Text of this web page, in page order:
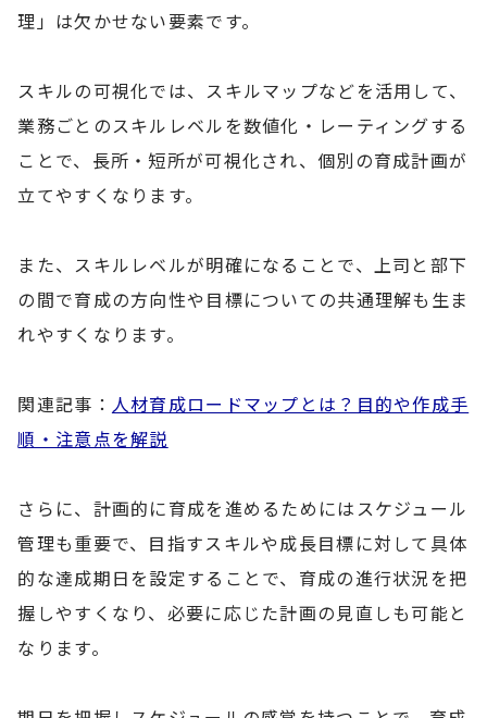
理」は欠かせない要素です。
スキルの可視化では、スキルマップなどを活用して、
業務ごとのスキルレベルを数値化・レーティングする
ことで、長所・短所が可視化され、個別の育成計画が
立てやすくなります。
また、スキルレベルが明確になることで、上司と部下
の間で育成の方向性や目標についての共通理解も生ま
れやすくなります。
関連記事： 人材育成ロードマップとは？目的や作成手
順・注意点を解説
さらに、計画的に育成を進めるためにはスケジュール
管理も重要で、目指すスキルや成長目標に対して具体
的な達成期日を設定することで、育成の進行状況を把
握しやすくなり、必要に応じた計画の見直しも可能と
なります。